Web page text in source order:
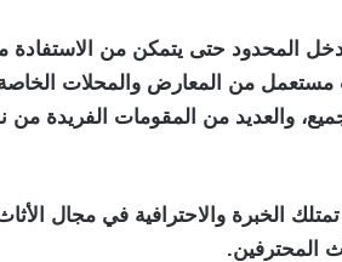
المحدود حتى يتمكن من
مستعمل من المعارض والمحلات
والعديد من المقومات الفريدة
الخبرة والاحترافية في مجال
المحترفين.